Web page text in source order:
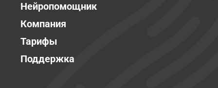
Нейропомощник
Компания
Тарифы
Поддержка